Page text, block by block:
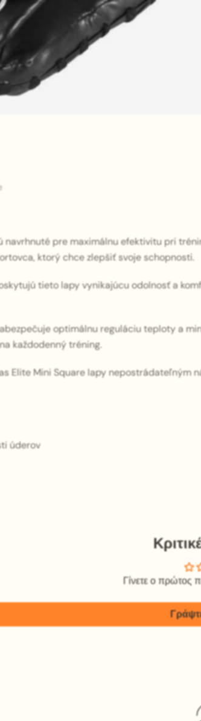
navrhnuté pre maximálnu efektivitu pri
ktorý chce zlepšiť svoje schopnosti.
tieto lapy vynikajúcu odolnosť a
optimálnu reguláciu teploty a
každodenný tréning.
Elite Mini Square lapy nepostrádateľným
úderov
Γίνετε ο πρώτος